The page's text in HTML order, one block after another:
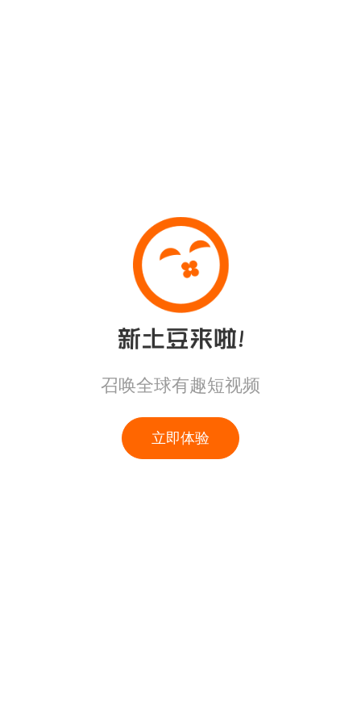
召唤全球有趣短视频
立即体验